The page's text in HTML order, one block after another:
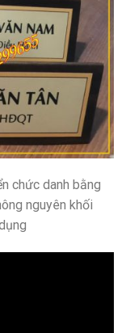
chức danh bằng
nguyên khối